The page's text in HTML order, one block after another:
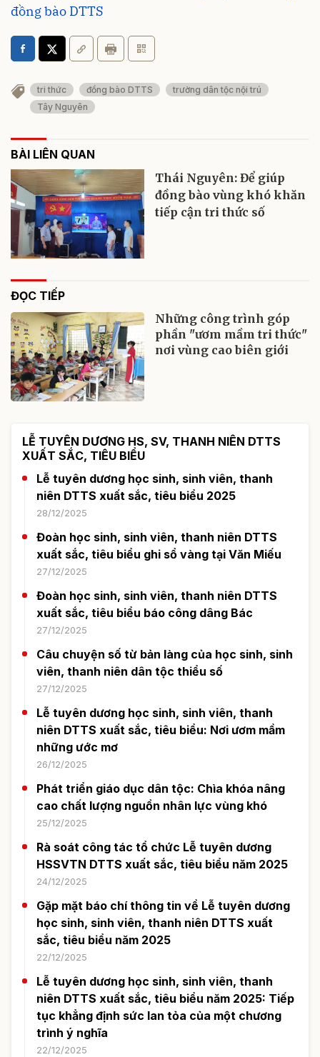
đồng bào DTTS
tri thức đồng bào DTTS
trường dân tộc nội trú
Tây Nguyên
BÀI LIÊN QUAN
Thái Nguyên: Để giúp
đồng bào vùng khó khăn
tiếp cận tri thức số
ĐỌC TIẾP
Những công trình góp
phần "ươm mầm tri thức"
nơi vùng cao biên giới
LỄ TUYÊN DƯƠNG HS, SV, THANH NIÊN DTTS
XUẤT SẮC, TIÊU BIỂU
Lễ tuyên dương học sinh, sinh viên, thanh
niên DTTS xuất sắc, tiêu biểu 2025
28/12/2025
Đoàn học sinh, sinh viên, thanh niên DTTS
xuất sắc, tiêu biểu ghi sổ vàng tại Văn Miếu
27/12/2025
Đoàn học sinh, sinh viên, thanh niên DTTS
xuất sắc, tiêu biểu báo công dâng Bác
27/12/2025
Câu chuyện số từ bản làng của học sinh, sinh
viên, thanh niên dân tộc thiểu số
27/12/2025
Lễ tuyên dương học sinh, sinh viên, thanh
niên DTTS xuất sắc, tiêu biểu: Nơi ươm mầm
những ước mơ
26/12/2025
Phát triển giáo dục dân tộc: Chìa khóa nâng
cao chất lượng nguồn nhân lực vùng khó
25/12/2025
Rà soát công tác tổ chức Lễ tuyên dương
HSSVTN DTTS xuất sắc, tiêu biểu năm 2025
24/12/2025
Gặp mặt báo chí thông tin về Lễ tuyên dương
học sinh, sinh viên, thanh niên DTTS xuất
sắc, tiêu biểu năm 2025
22/12/2025
Lễ tuyên dương học sinh, sinh viên, thanh
niên DTTS xuất sắc, tiêu biểu năm 2025: Tiếp
tục khẳng định sức lan tỏa của một chương
trình ý nghĩa
22/12/2025